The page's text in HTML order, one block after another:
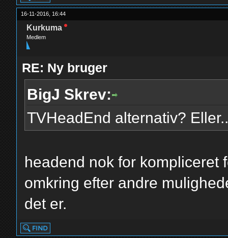
16-11-2016, 16:44
Kurkuma
Medlem
RE: Ny bruger
BigJ Skrev:
TVHeadEnd alternativ?
headend nok for kompliceret
omkring efter andre
det er.